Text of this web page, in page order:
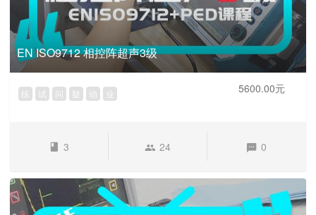
EN ISO9712 相控阵超声3级
练 试 问 疑 动 业 5600.00元
3 24 0